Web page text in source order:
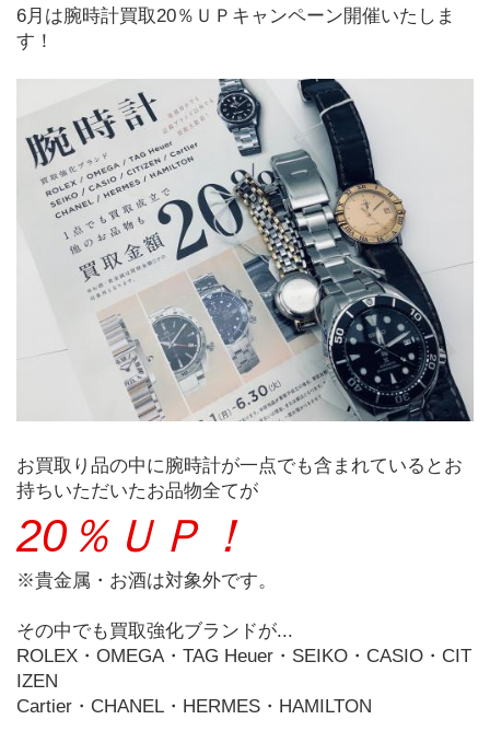
6月は腕時計買取20％ＵＰキャンペーン開催いたしま
す！
お買取り品の中に腕時計が一点でも含まれているとお
持ちいただいたお品物全てが
20％ＵＰ！
※貴金属・お酒は対象外です。
その中でも買取強化ブランドが...
ROLEX・OMEGA・TAG Heuer・SEIKO・CASIO・CIT
IZEN
Cartier・CHANEL・HERMES・HAMILTON